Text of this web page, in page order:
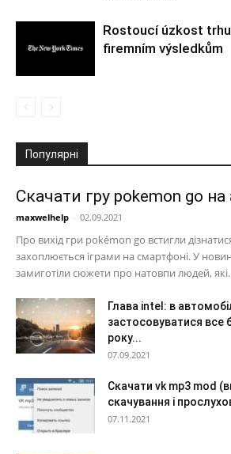
Rostoucí úzkost
firemním výsledkům
Популярні
Скачати гру pokemon go на
maxwelhelp - 02.09.2021
Про вихід гри pokémon go встигли
захоплюється іграми на смартфоні. У
замиготіли сюжети про натовпи людей,
Глава intel: в
застосовуватися все
року...
07.09.2021
Скачати vk mp3 mod
скачування і
07.11.2021